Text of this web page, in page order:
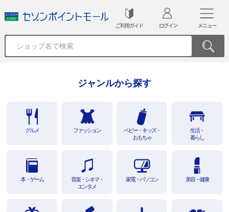
ご利用ガイド ログイン メニュー
ジャンルから探す
グルメ ファッション
ベビー・キッズ・
おもちゃ
生活・
暮らし
本・ゲーム
音楽・シネマ・
エンタメ
家電・パソコン 美容・健康